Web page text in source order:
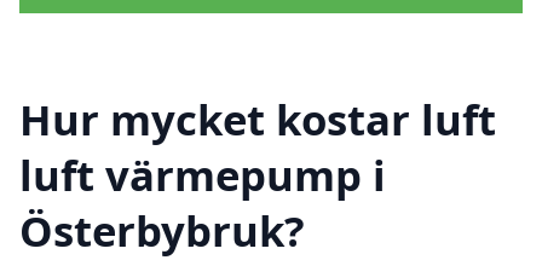
Hur mycket kostar luft
luft värmepump i
Österbybruk?